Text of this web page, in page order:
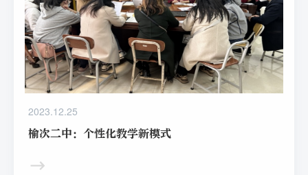
2023.12.25
榆次二中：个性化教学新模式